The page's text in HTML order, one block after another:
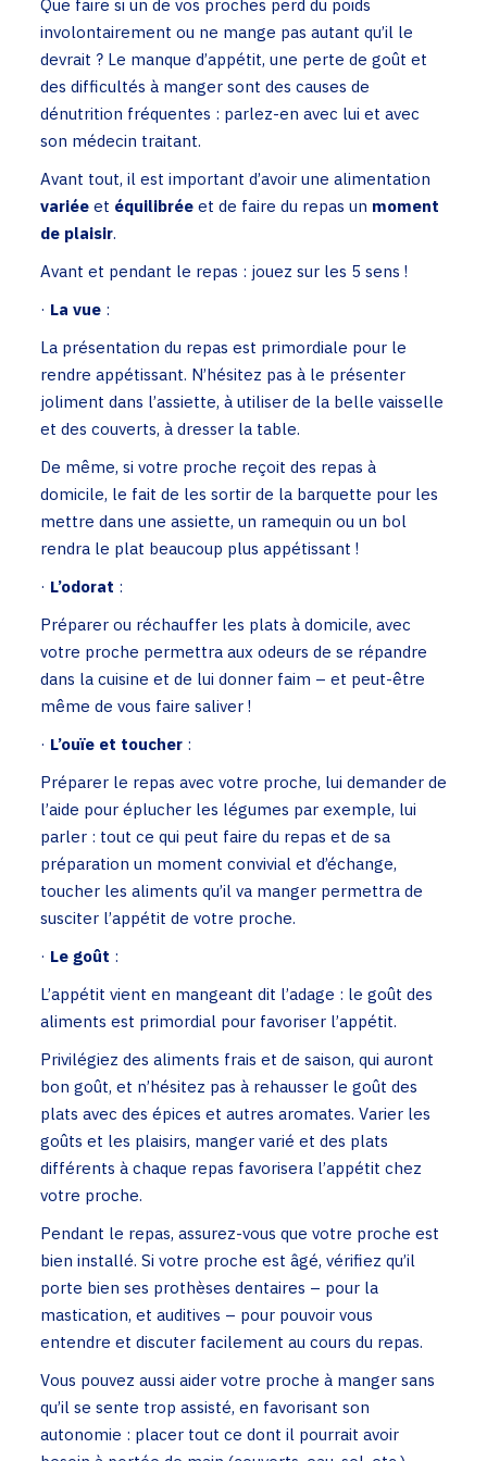
Que faire si un de vos proches perd du poids
involontairement ou ne mange pas autant qu’il le
devrait ? Le manque d’appétit, une perte de goût et
des difficultés à manger sont des causes de
dénutrition fréquentes : parlez-en avec lui et avec
son médecin traitant.
Avant tout, il est important d’avoir une alimentation
variée et équilibrée et de faire du repas un moment
de plaisir.
Avant et pendant le repas : jouez sur les 5 sens !
· La vue :
La présentation du repas est primordiale pour le
rendre appétissant. N’hésitez pas à le présenter
joliment dans l’assiette, à utiliser de la belle vaisselle
et des couverts, à dresser la table.
De même, si votre proche reçoit des repas à
domicile, le fait de les sortir de la barquette pour les
mettre dans une assiette, un ramequin ou un bol
rendra le plat beaucoup plus appétissant !
· L’odorat :
Préparer ou réchauffer les plats à domicile, avec
votre proche permettra aux odeurs de se répandre
dans la cuisine et de lui donner faim – et peut-être
même de vous faire saliver !
· L’ouïe et toucher :
Préparer le repas avec votre proche, lui demander de
l’aide pour éplucher les légumes par exemple, lui
parler : tout ce qui peut faire du repas et de sa
préparation un moment convivial et d’échange,
toucher les aliments qu’il va manger permettra de
susciter l’appétit de votre proche.
· Le goût :
L’appétit vient en mangeant dit l’adage : le goût des
aliments est primordial pour favoriser l’appétit.
Privilégiez des aliments frais et de saison, qui auront
bon goût, et n’hésitez pas à rehausser le goût des
plats avec des épices et autres aromates. Varier les
goûts et les plaisirs, manger varié et des plats
différents à chaque repas favorisera l’appétit chez
votre proche.
Pendant le repas, assurez-vous que votre proche est
bien installé. Si votre proche est âgé, vérifiez qu’il
porte bien ses prothèses dentaires – pour la
mastication, et auditives – pour pouvoir vous
entendre et discuter facilement au cours du repas.
Vous pouvez aussi aider votre proche à manger sans
qu’il se sente trop assisté, en favorisant son
autonomie : placer tout ce dont il pourrait avoir